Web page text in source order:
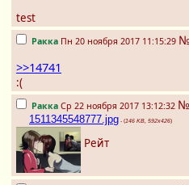
test
Ракка Пн 20 ноября 2017 11:15:29
>>14741
:(
Ракка Ср 22 ноября 2017 13:12:32
1511345548777.jpg - (146 KB, 592x426)
Рейт